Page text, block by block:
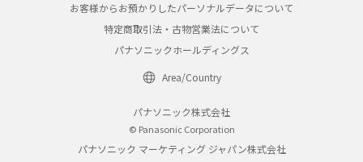
お客様からお預かりしたパーソナルデータについて
特定商取引法・古物営業法について
パナソニックホールディングス
Area/Country
パナソニック株式会社
© Panasonic Corporation
パナソニック マーケティング ジャパン株式会社